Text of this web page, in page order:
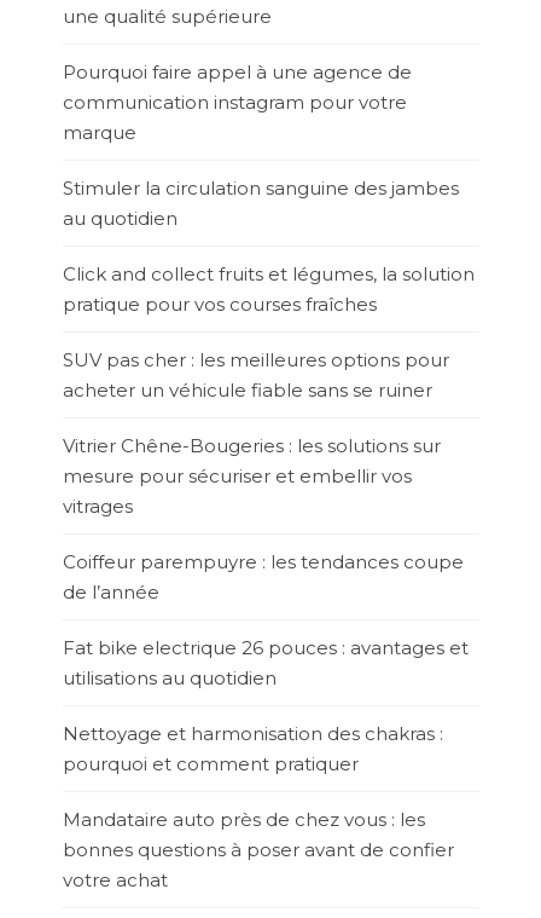
une qualité supérieure
Pourquoi faire appel à une agence de
communication instagram pour votre
marque
Stimuler la circulation sanguine des jambes
au quotidien
Click and collect fruits et légumes, la solution
pratique pour vos courses fraîches
SUV pas cher : les meilleures options pour
acheter un véhicule fiable sans se ruiner
Vitrier Chêne-Bougeries : les solutions sur
mesure pour sécuriser et embellir vos
vitrages
Coiffeur parempuyre : les tendances coupe
de l’année
Fat bike electrique 26 pouces : avantages et
utilisations au quotidien
Nettoyage et harmonisation des chakras :
pourquoi et comment pratiquer
Mandataire auto près de chez vous : les
bonnes questions à poser avant de confier
votre achat